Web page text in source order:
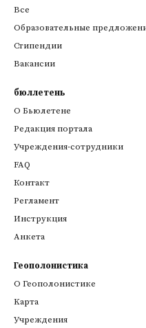
Все
Образовательные
Стипендии
Вакансии
бюллетень
О Бьюлетене
Редакция портала
Учреждения-сотрудники
FAQ
Контакт
Регламент
Инструкция
Анкета
Геополонистика
О Геополонистике
Kарта
Учреждения